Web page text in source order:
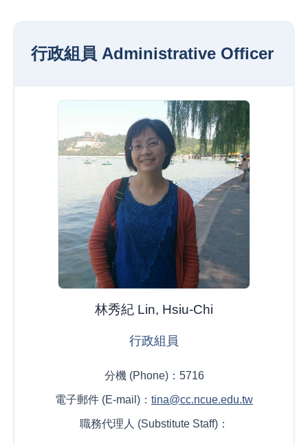
行政組員 Administrative Officer
林秀紀 Lin, Hsiu-Chi
行政組員
分機 (Phone)：5716
電子郵件 (E-mail)： tina@cc.ncue.edu.tw
職務代理人 (Substitute Staff)：